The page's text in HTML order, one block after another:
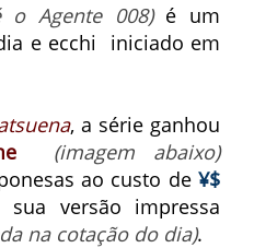
o Agente 008)é um
e ecchi iniciado em
, a série ganhou
(imagem abaixo)
ao custo de¥$
sua versão impressa
na cotação do dia).